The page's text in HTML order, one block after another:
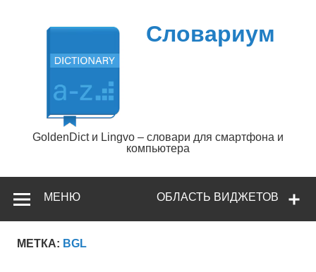
содержимому
Словариум
GoldenDict и Lingvo – словари для смартфона и
компьютера
ОБЛАСТЬ ВИДЖЕТОВ
МЕНЮ
МЕТКА: BGL